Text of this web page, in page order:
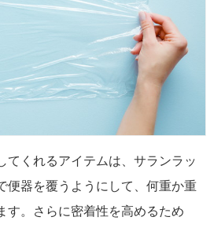
てくれるアイテムは、サランラッ
便器を覆うようにして、何重か重
す。さらに密着性を高めるため